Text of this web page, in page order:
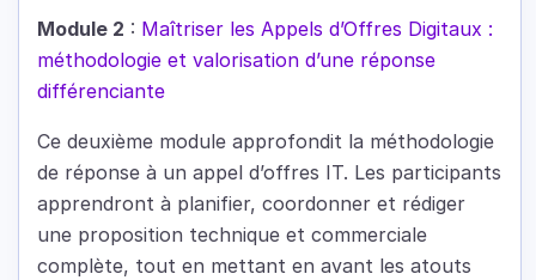
Module 2 : Maîtriser les Appels d’Offres Digitaux :
méthodologie et valorisation d’une réponse
différenciante
Ce deuxième module approfondit la méthodologie
de réponse à un appel d’offres IT. Les participants
apprendront à planifier, coordonner et rédiger
une proposition technique et commerciale
complète, tout en mettant en avant les atouts